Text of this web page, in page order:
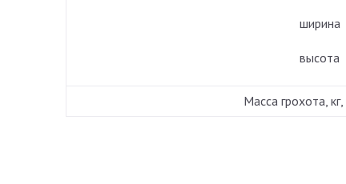
ширина
высота
Масса грохота,